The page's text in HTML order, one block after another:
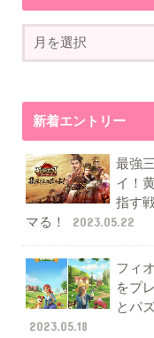
新着エントリー
最強
イ！
指す
マる！
2023.05.22
フィ
をプ
とパ
2023.05.18